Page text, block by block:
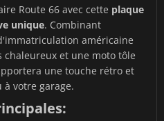
Route 66 avec cette plaque
unique. Combinant
américaine
chaleureux et une moto tôle
une touche rétro et
votre garage.